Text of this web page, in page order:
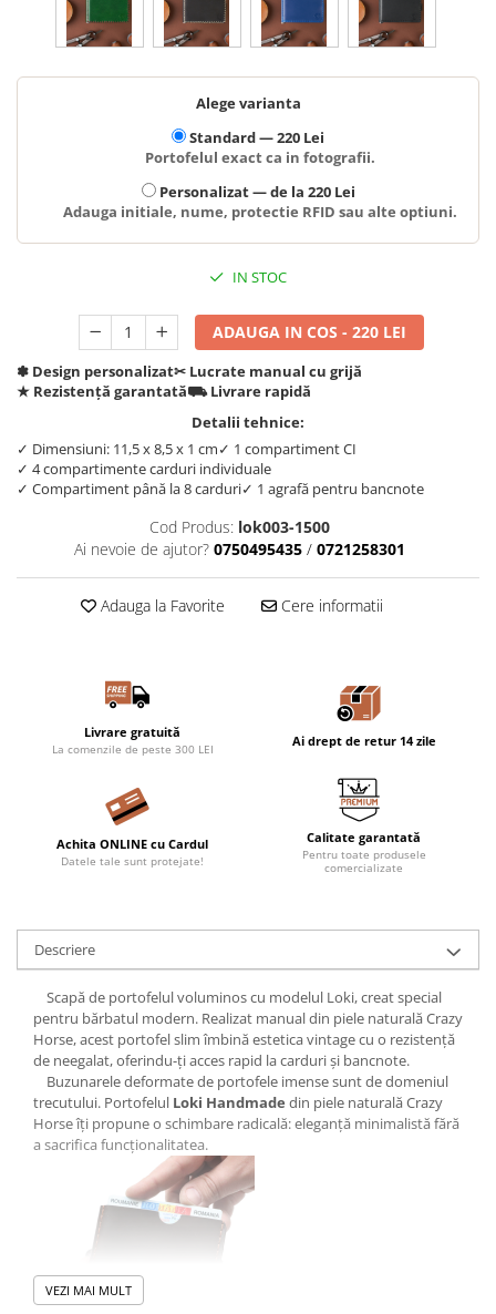
Alege varianta
Standard —220 Lei
Portofelul exact ca in fotografii.
Personalizat —de la 220 Lei
Adauga initiale, nume, protectie RFID sau alte optiuni.
IN STOC
ADAUGA IN COS - 220 LEI
✽ Design personalizat✂︎ Lucrate manual cu grijă
★ Rezistență garantată⛟ Livrare rapidă
Detalii tehnice:
✓ Dimensiuni: 11,5 x 8,5 x 1 cm✓ 1 compartiment CI
✓ 4 compartimente carduri individuale
✓ Compartiment până la 8 carduri✓ 1 agrafă pentru bancnote
Cod Produs: lok003-1500
Ai nevoie de ajutor? 0750495435 / 0721258301
Adauga la Favorite Cere informatii
Livrare gratuită
La comenzile de peste 300 LEI
Ai drept de retur 14 zile
Achita ONLINE cu Cardul
Datele tale sunt protejate!
Calitate garantată
Pentru toate produsele
comercializate
Descriere
Scapă de portofelul voluminos cu modelul Loki, creat special
pentru bărbatul modern. Realizat manual din piele naturală Crazy
Horse, acest portofel slim îmbină estetica vintage cu o rezistență
de neegalat, oferindu-ți acces rapid la carduri și bancnote.
Buzunarele deformate de portofele imense sunt de domeniul
trecutului. Portofelul Loki Handmade din piele naturală Crazy
Horse îți propune o schimbare radicală: eleganță minimalistă fără
a sacrifica funcționalitatea.
VEZI MAI MULT